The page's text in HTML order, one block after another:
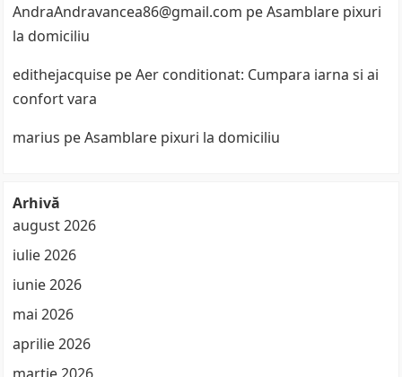
AndraAndravancea86@gmail.com peAsamblare pixuri
la domiciliu
edithejacquise peAer conditionat: Cumpara iarna si ai
confort vara
marius peAsamblare pixuri la domiciliu
Arhivă
august 2026
iulie 2026
iunie 2026
mai 2026
aprilie 2026